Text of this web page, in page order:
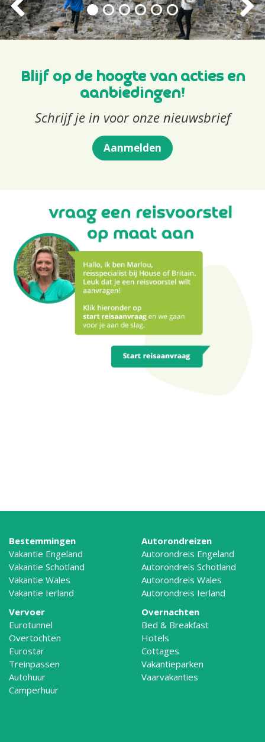
Blijf op de hoogte van acties en
aanbiedingen!
Schrijf je in voor onze nieuwsbrief
Aanmelden
Bestemmingen
Vakantie Engeland
Vakantie Schotland
Vakantie Wales
Vakantie Ierland
Autorondreizen
Autorondreis Engeland
Autorondreis Schotland
Autorondreis Wales
Autorondreis Ierland
Vervoer
Eurotunnel
Overtochten
Eurostar
Treinpassen
Autohuur
Camperhuur
Overnachten
Bed & Breakfast
Hotels
Cottages
Vakantieparken
Vaarvakanties